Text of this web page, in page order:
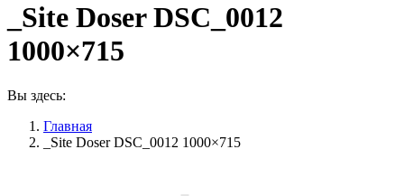
_Site Doser DSC_0012
1000×715
Вы здесь:
Главная
_Site Doser DSC_0012 1000×715